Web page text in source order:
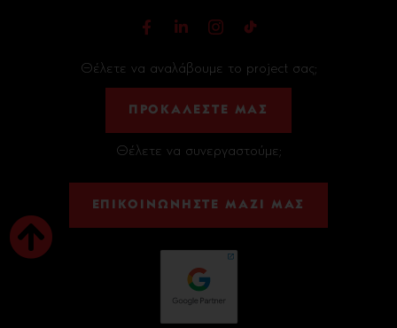
Θέλετε να αναλάβουμε το project σας;
ΠΡΟΚΑΛΕΣΤΕ ΜΑΣ
Θέλετε να συνεργαστούμε;
ΕΠΙΚΟΙΝΩΝΗΣΤΕ ΜΑΖΙ ΜΑΣ